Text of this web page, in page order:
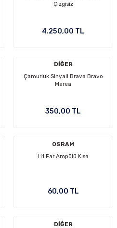
Çizgisiz
4.250,00 TL
DİĞER
Çamurluk Sinyali Brava Bravo
Marea
350,00 TL
OSRAM
H1 Far Ampülü Kısa
60,00 TL
DİĞER